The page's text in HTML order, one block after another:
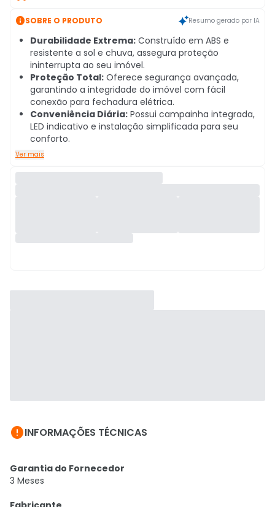
SOBRE O PRODUTO Resumo gerado por IA
Durabilidade Extrema: Construído em ABS e
resistente a sol e chuva, assegura proteção
ininterrupta ao seu imóvel.
Proteção Total: Oferece segurança avançada,
garantindo a integridade do imóvel com fácil
conexão para fechadura elétrica.
Conveniência Diária: Possui campainha integrada,
LED indicativo e instalação simplificada para seu
conforto.
Ver mais
INFORMAÇÕES TÉCNICAS
Garantia do Fornecedor
3 Meses